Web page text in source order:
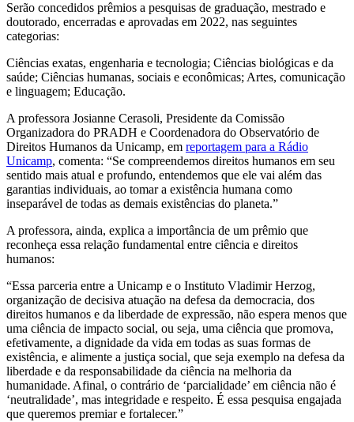
Serão concedidos prêmios a pesquisas de graduação, mestrado e
doutorado, encerradas e aprovadas em 2022, nas seguintes
categorias:
Ciências exatas, engenharia e tecnologia; Ciências biológicas e da
saúde; Ciências humanas, sociais e econômicas; Artes, comunicação
e linguagem; Educação.
A professora Josianne Cerasoli, Presidente da Comissão
Organizadora do PRADH e Coordenadora do Observatório de
Direitos Humanos da Unicamp, em reportagem para a Rádio
Unicamp, comenta: “Se compreendemos direitos humanos em seu
sentido mais atual e profundo, entendemos que ele vai além das
garantias individuais, ao tomar a existência humana como
inseparável de todas as demais existências do planeta.”
A professora, ainda, explica a importância de um prêmio que
reconheça essa relação fundamental entre ciência e direitos
humanos:
“Essa parceria entre a Unicamp e o Instituto Vladimir Herzog,
organização de decisiva atuação na defesa da democracia, dos
direitos humanos e da liberdade de expressão, não espera menos que
uma ciência de impacto social, ou seja, uma ciência que promova,
efetivamente, a dignidade da vida em todas as suas formas de
existência, e alimente a justiça social, que seja exemplo na defesa da
liberdade e da responsabilidade da ciência na melhoria da
humanidade. Afinal, o contrário de ‘parcialidade’ em ciência não é
‘neutralidade’, mas integridade e respeito. É essa pesquisa engajada
que queremos premiar e fortalecer.”